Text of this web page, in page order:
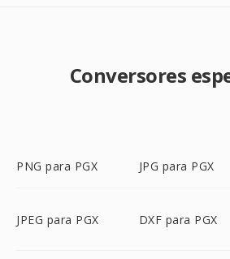
Conversores
PNG para PGX JPG para PGX
JPEG para PGX DXF para PGX